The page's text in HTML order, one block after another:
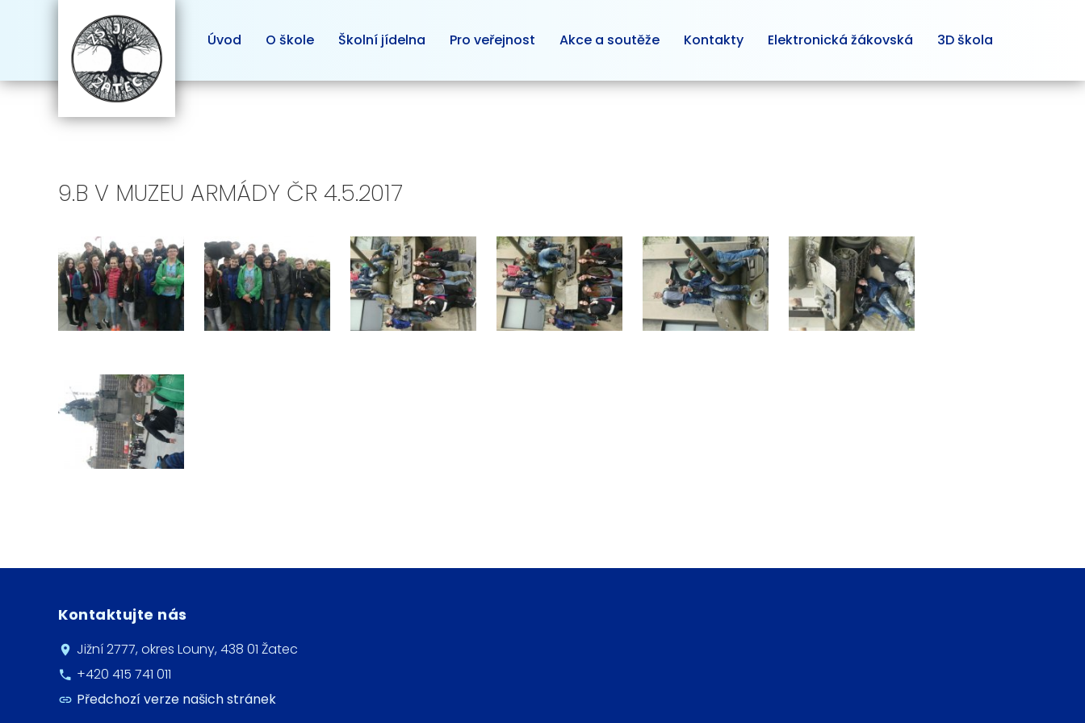
Úvod O škole Školní jídelna Pro veřejnost Akce a soutěže Kontakty Elektronická žákovská 3D škola
9.B V MUZEU ARMÁDY ČR 4.5.2017
Kontaktujte nás
Jižní 2777, okres Louny, 438 01 Žatec
+420 415 741 011
Předchozí verze našich stránek